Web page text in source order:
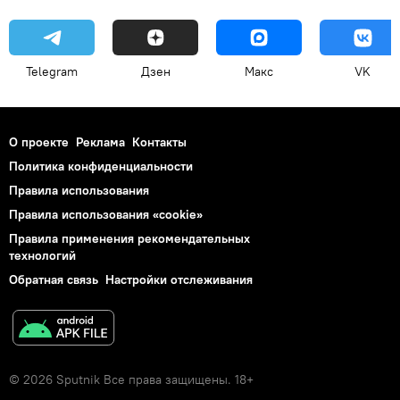
Telegram Дзен Макс VK
О проекте Реклама Контакты
Политика конфиденциальности
Правила использования
Правила использования «cookie»
Правила применения рекомендательных
технологий
Обратная связь Настройки отслеживания
© 2026 Sputnik Все права защищены. 18+